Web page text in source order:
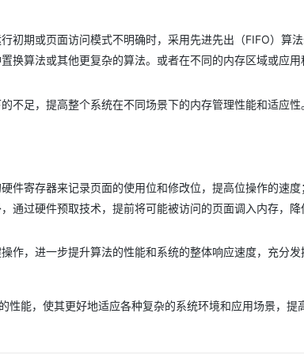
初期或页面访问模式不明确时，采用先进先出（FIFO）算
换算法或其他更复杂的算法。或者在不同的内存区域或应用
不足，提高整个系统在不同场景下的内存管理性能和适应性
件寄存器来记录页面的使用位和修改位，提高位操作的速度
通过硬件预取技术，提前将可能被访问的页面调入内存，降
作，进一步提升算法的性能和系统的整体响应速度，充分发
能，使其更好地适应各种复杂的系统环境和应用场景，提